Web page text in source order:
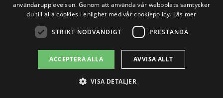
Slutligen är det viktigt att tänka på att en
investering i professionell
avloppsrensning kan spara dig både tid
och pengar i det långa loppet genom att
användarupplevelsen. Genom att använda vår webbplats samtycker
du till alla cookies i enlighet med vår cookiepolicy. Läs mer
STRIKT NÖDVÄNDIGT PRESTANDA
ACCEPTERA ALLA AVVISA ALLT
VISA DETALJER